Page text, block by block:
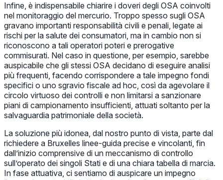
Infine, è indispensabile chiarire i doveri degli OSA coinvolti
nel monitoraggio del mercurio. Troppo spesso sugli OSA
gravano importanti responsabilità civili e penali, legate ai
rischi per la salute dei consumatori, ma in cambio non si
riconoscono a tali operatori poteri e prerogative
commisurati. Nel caso in questione, per esempio, sarebbe
auspicabile che gli stessi OSA decidano di eseguire analisi
più frequenti, facendo corrispondere a tale impegno fondi
specifici o uno sgravio fiscale ad hoc, così da agevolare il
circolo virtuoso dei controlli e non limitarsi a sanzionare
piani di campionamento insufficienti, attuati soltanto per la
salvaguardia patrimoniale della società.
La soluzione più idonea, dal nostro punto di vista, parte dal
richiedere a Bruxelles linee-guida precise e vincolanti, fin
dall’inizio comprensive di un meccanismo di controllo
sull’operato dei singoli Stati e di una chiara tabella di marcia.
In fase attuativa, ci sentiamo di auspicare un impegno